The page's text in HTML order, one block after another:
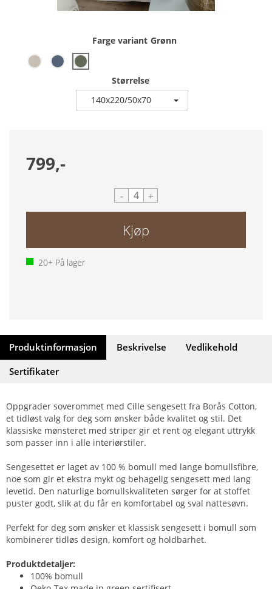
Farge variant Grønn
Størrelse
140x220/50x70
799,-
- +
Kjøp
20+ På lager
Produktinformasjon Beskrivelse
Vedlikehold
Sertifikater
Oppgrader soverommet med Cille sengesett fra Borås Cotton,
et tidløst valg for deg som ønsker både kvalitet og stil. Det
klassiske mønsteret med striper gir et rent og elegant uttrykk
som passer inn i alle interiørstiler.
Sengesettet er laget av 100 % bomull med lange bomullsfibre,
noe som gir et ekstra mykt og behagelig sengesett med lang
levetid. Den naturlige bomullskvaliteten sørger for at stoffet
puster godt, slik at du får en komfortabel og sval nattesøvn.
Perfekt for deg som ønsker et klassisk sengesett i bomull som
kombinerer tidløs design, komfort og holdbarhet.
Produktdetaljer:
100% bomull